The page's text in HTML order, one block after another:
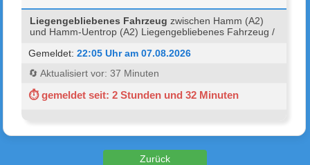
Liegengebliebenes Fahrzeug zwischen Hamm (A2)
und Hamm-Uentrop (A2) Liegengebliebenes Fahrzeug /
Gemeldet:22:05 Uhr am 07.08.2026
🔄 Aktualisiert vor: 37 Minuten
⏱ gemeldet seit: 2 Stunden und 32 Minuten